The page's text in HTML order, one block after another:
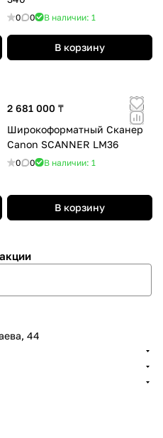
0 0 В наличии: 1
В корзину
2 681 000 ₸
Широкоформатный Сканер
Canon SCANNER LM36
0 0 В наличии: 1
В корзину
44